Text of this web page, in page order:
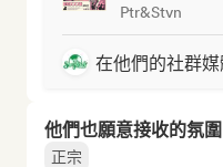
Ptr&Stvn
在他們的社群
他們也願意接收的氛圍
正宗